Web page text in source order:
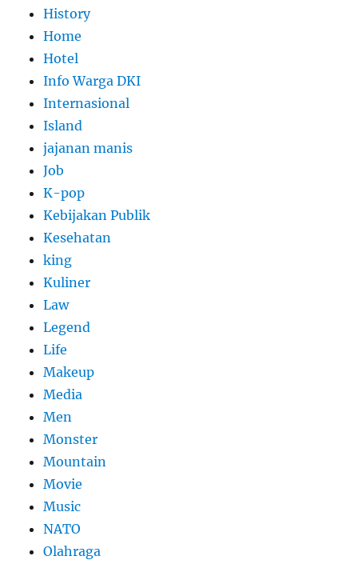
History
Home
Hotel
Info Warga DKI
Internasional
Island
jajanan manis
Job
K-pop
Kebijakan Publik
Kesehatan
king
Kuliner
Law
Legend
Life
Makeup
Media
Men
Monster
Mountain
Movie
Music
NATO
Olahraga